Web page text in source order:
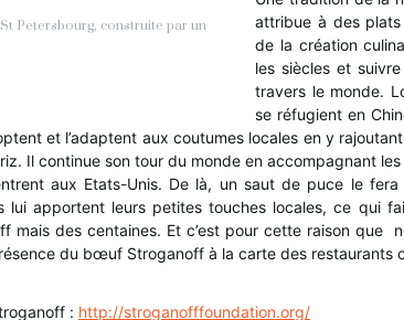
Petersbourg, construite par un
attribue à des plats
de la création
les siècles et
travers le monde.
se réfugient en
et l’adaptent aux coutumes locales en y
Il continue son tour du monde en accompagnant
aux Etats-Unis. De là, un saut de puce le
lui apportent leurs petites touches locales, ce qui
mais des centaines. Et c’est pour cette raison que
du bœuf Stroganoff à la carte des restaurants
: http://stroganofffoundation.org/